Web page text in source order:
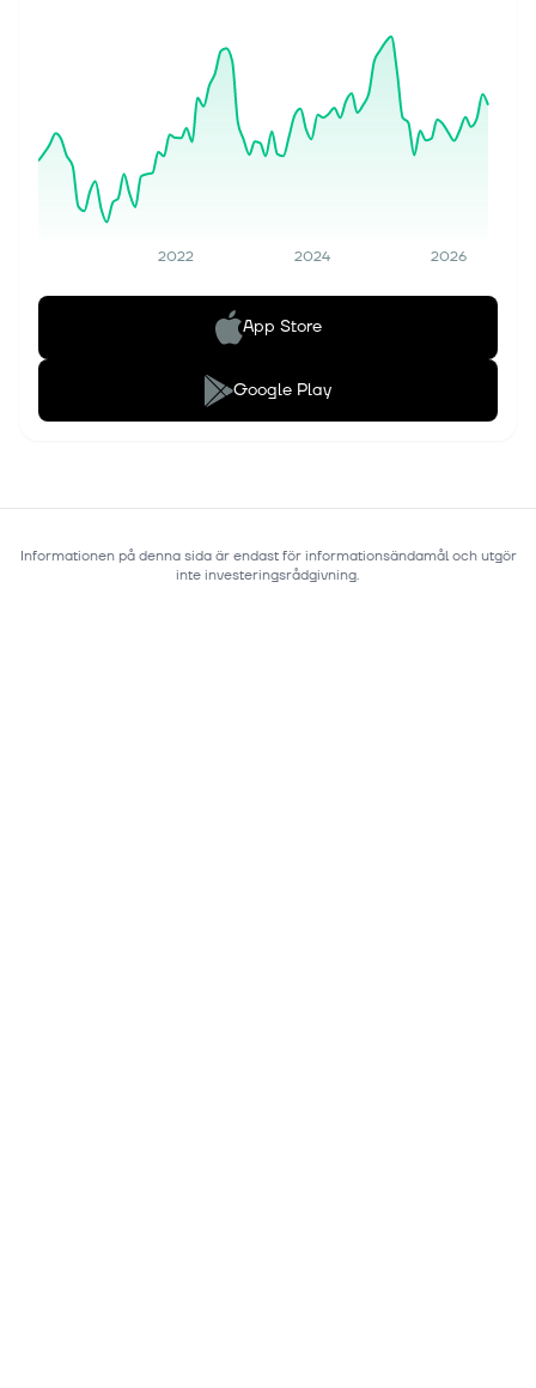
2022 2024 2026
App Store
Google Play
Informationen på denna sida är endast för informationsändamål och utgör
inte investeringsrådgivning.